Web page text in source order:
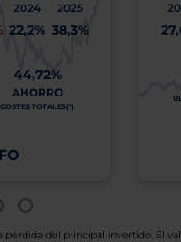
2024
22,2%
2025
38,3%
44,72%
AHORRO
COSTES TOTALES(*)
del principal invertido. El